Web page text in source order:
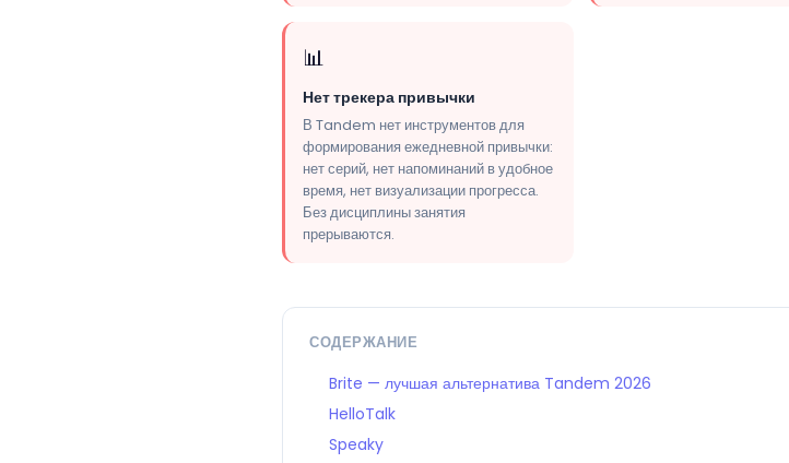
📊
Нет трекера привычки
В Tandem нет инструментов для
формирования ежедневной привычки:
нет серий, нет напоминаний в удобное
время, нет визуализации прогресса.
Без дисциплины занятия
прерываются.
СОДЕРЖАНИЕ
Brite — лучшая альтернатива Tandem 2026
HelloTalk
Speaky